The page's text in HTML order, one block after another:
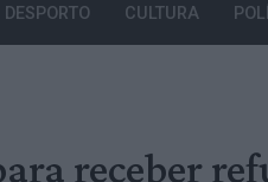
DESPORTO CULTURA
receber